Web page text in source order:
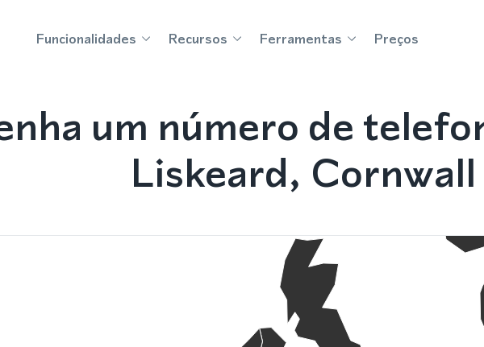
Funcionalidades Recursos Ferramentas Preços
um número de
Liskeard, Cornwall